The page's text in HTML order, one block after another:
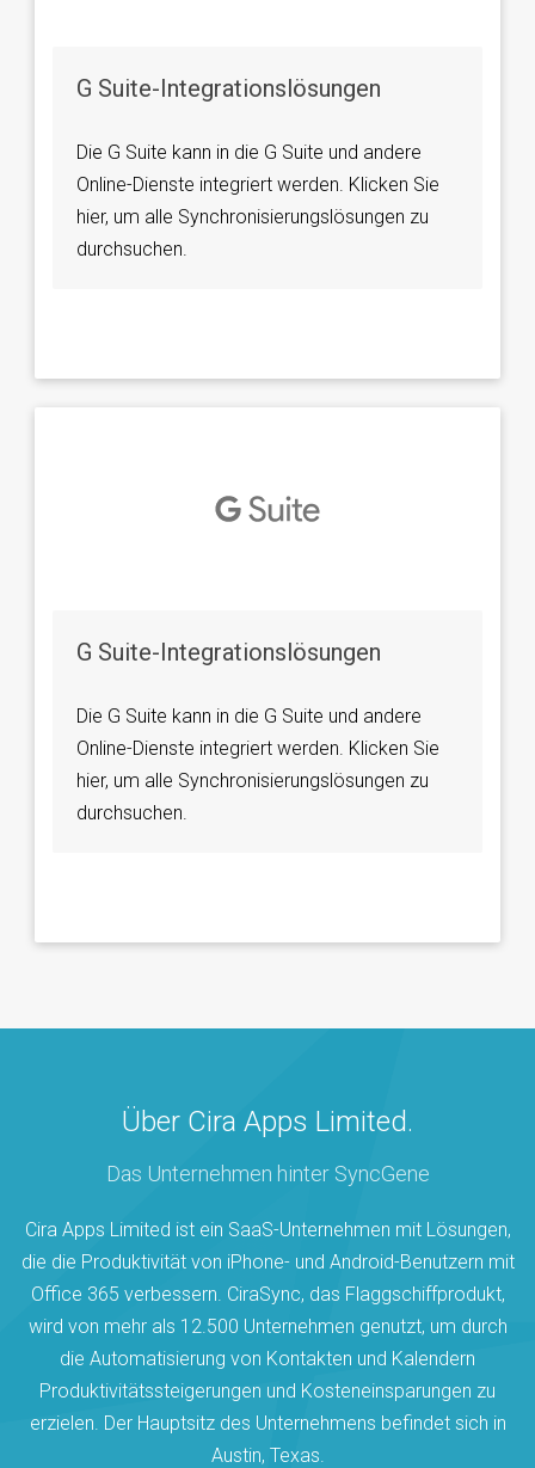
G Suite-Integrationslösungen
Die G Suite kann in die G Suite und andere
Online-Dienste integriert werden. Klicken Sie
hier, um alle Synchronisierungslösungen zu
durchsuchen.
G Suite-Integrationslösungen
Die G Suite kann in die G Suite und andere
Online-Dienste integriert werden. Klicken Sie
hier, um alle Synchronisierungslösungen zu
durchsuchen.
Über Cira Apps Limited.
Das Unternehmen hinter SyncGene
Cira Apps Limited ist ein SaaS-Unternehmen mit Lösungen,
die die Produktivität von iPhone- und Android-Benutzern mit
Office 365 verbessern. CiraSync, das Flaggschiffprodukt,
wird von mehr als 12.500 Unternehmen genutzt, um durch
die Automatisierung von Kontakten und Kalendern
Produktivitätssteigerungen und Kosteneinsparungen zu
erzielen. Der Hauptsitz des Unternehmens befindet sich in
Austin, Texas.